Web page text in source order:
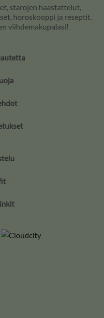
starojen haastattelut,
horoskooppi ja reseptit.
viihdemakupalasi!